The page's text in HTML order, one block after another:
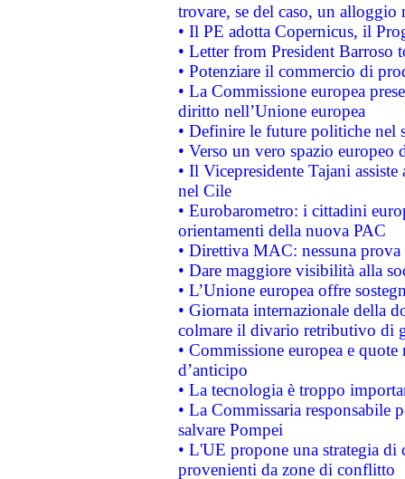
trovare, se del caso, un
• Il PE adotta Copernicus, il
• Letter from President Barroso
• Potenziare il commercio di
• La Commissione europea
diritto nell’Unione europea
• Definire le future politiche nel
• Verso un vero spazio
• Il Vicepresidente Tajani
nel Cile
• Eurobarometro: i cittadini
orientamenti della nuova PAC
• Direttiva MAC: nessuna
• Dare maggiore visibilità alla
• L’Unione europea offre
• Giornata internazionale della
colmare il divario retributivo di
• Commissione europea e
d’anticipo
• La tecnologia è troppo
• La Commissaria responsabile
salvare Pompei
• L'UE propone una strategia
provenienti da zone di conflitto